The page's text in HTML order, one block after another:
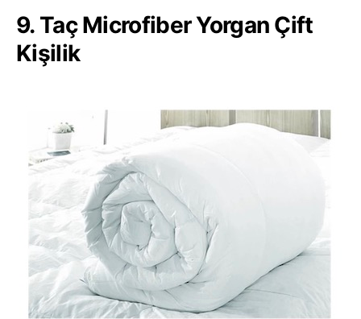
9. Taç Microfiber Yorgan Çift
Kişilik